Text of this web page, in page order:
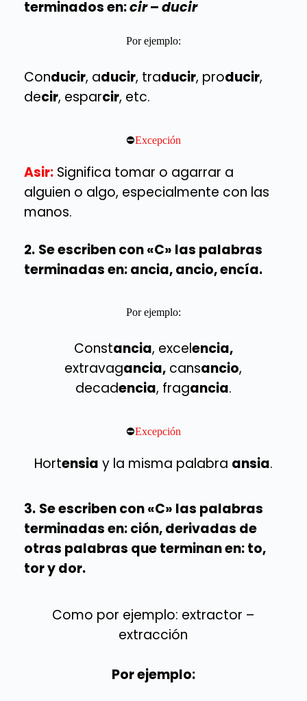
terminados en:cir–ducir
Por ejemplo:
Conducir, aducir, traducir, producir,
decir, esparcir, etc.
⛔Excepción
Asir: Significa tomar o agarrar a
alguien o algo, especialmente con las
manos.
2. Se escriben con «C» las palabras
terminadas en: ancia, ancio, encía.
Por ejemplo:
Constancia, excelencia,
extravagancia, cansancio,
decadencia, fragancia.
⛔Excepción
Hortensia y la misma palabra ansia.
3. Se escriben con «C» las palabras
terminadas en: ción, derivadas de
otras palabras que terminan en: to,
tor y dor.
Como por ejemplo: extractor –
extracción
Por ejemplo: